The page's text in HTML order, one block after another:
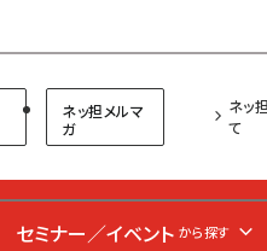
ネッ担メルマ
ガ
ネッ
て
セミナー／イベント から探す